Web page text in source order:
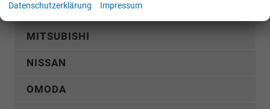
MG
MITSUBISHI
NISSAN
OMODA
Datenschutzerklärung Impressum